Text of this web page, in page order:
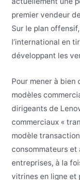
premier vendeur
Sur le plan
l’international en
développant les
Pour mener à
modèles
dirigeants de
commerciaux «
modèle
consommateurs et
entreprises, à la
vitrines en ligne et